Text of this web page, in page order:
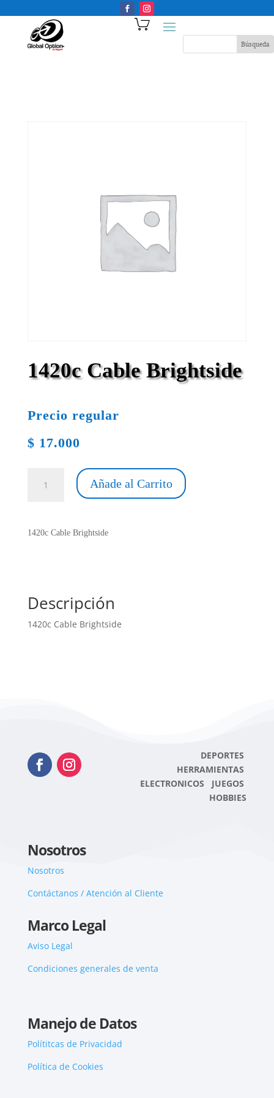
1420c Cable Brightside
Precio regular
$ 17.000
Cable
Añade al Carrito
1420c Cable Brightside
Descripción
1420c Cable Brightside
DEPORTES
HERRAMIENTAS
ELECTRONICOS JUEGOS
HOBBIES
Nosotros
Nosotros
Contáctanos / Atención al Cliente
Marco Legal
Aviso Legal
Condiciones generales de venta
Manejo de Datos
Polítitcas de Privacidad
Política de Cookies